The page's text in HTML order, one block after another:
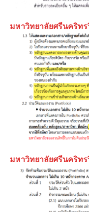
มหาวิทยาลัยศรีนคริท
มหาวิทยาลัยศรีนคริท